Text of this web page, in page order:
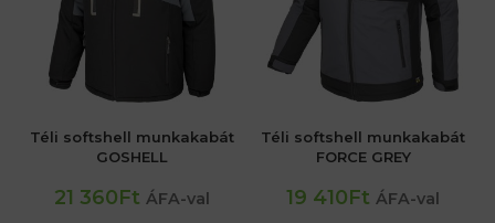
Téli softshell munkakabát
GOSHELL
21 360Ft ÁFA-val
Téli softshell munkakabát
FORCE GREY
19 410Ft ÁFA-val